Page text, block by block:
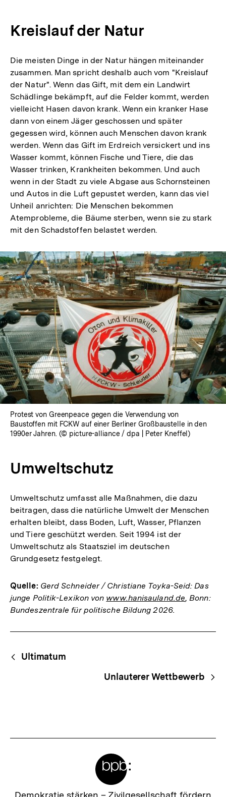
Kreislauf der Natur
Die meisten Dinge in der Natur hängen miteinander
zusammen. Man spricht deshalb auch vom "Kreislauf
der Natur". Wenn das Gift, mit dem ein Landwirt
Schädlinge bekämpft, auf die Felder kommt, werden
vielleicht Hasen davon krank. Wenn ein kranker Hase
dann von einem Jäger geschossen und später
gegessen wird, können auch Menschen davon krank
werden. Wenn das Gift im Erdreich versickert und ins
Wasser kommt, können Fische und Tiere, die das
Wasser trinken, Krankheiten bekommen. Und auch
wenn in der Stadt zu viele Abgase aus Schornsteinen
und Autos in die Luft gepustet werden, kann das viel
Unheil anrichten: Die Menschen bekommen
Atemprobleme, die Bäume sterben, wenn sie zu stark
mit den Schadstoffen belastet werden.
Protest von Greenpeace gegen die Verwendung von
Baustoffen mit FCKW auf einer Berliner Großbaustelle in den
1990er Jahren. (© picture-alliance / dpa | Peter Kneffel)
Umweltschutz
Umweltschutz umfasst alle Maßnahmen, die dazu
beitragen, dass die natürliche Umwelt der Menschen
erhalten bleibt, dass Boden, Luft, Wasser, Pflanzen
und Tiere geschützt werden. Seit 1994 ist der
Umweltschutz als Staatsziel im deutschen
Grundgesetz festgelegt.
Quelle: Gerd Schneider / Christiane Toyka-Seid: Das
junge Politik-Lexikon von www.hanisauland.de, Bonn:
Bundeszentrale für politische Bildung 2026.
Begriffsnavigation
Content-
Navigation
Ultimatum
Unlauterer Wettbewerb